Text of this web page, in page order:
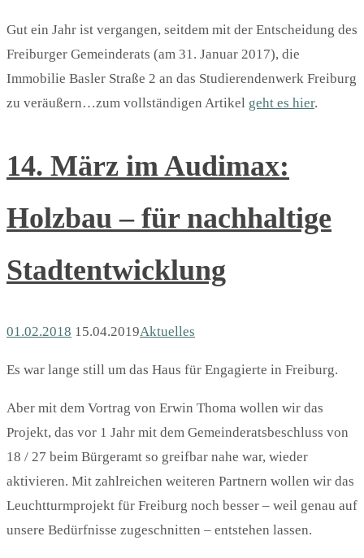
Gut ein Jahr ist vergangen, seitdem mit der Entscheidung des
Freiburger Gemeinderats (am 31. Januar 2017), die
Immobilie Basler Straße 2 an das Studierendenwerk Freiburg
zu veräußern…zum vollständigen Artikel geht es hier.
14. März im Audimax:
Holzbau – für nachhaltige
Stadtentwicklung
01.02.2018 15.04.2019Aktuelles
Es war lange still um das Haus für Engagierte in Freiburg.
Aber mit dem Vortrag von Erwin Thoma wollen wir das
Projekt, das vor 1 Jahr mit dem Gemeinderatsbeschluss von
18 / 27 beim Bürgeramt so greifbar nahe war, wieder
aktivieren. Mit zahlreichen weiteren Partnern wollen wir das
Leuchtturmprojekt für Freiburg noch besser – weil genau auf
unsere Bedürfnisse zugeschnitten – entstehen lassen.